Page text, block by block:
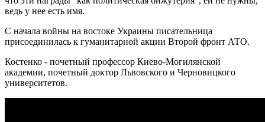
ведь у нее есть имя.
С начала войны на востоке Украины писательница
присоединилась к гуманитарной акции Второй фронт АТО.
Костенко - почетный профессор Киево-Могилянской
академии, почетный доктор Львовского и Черновицкого
университетов.